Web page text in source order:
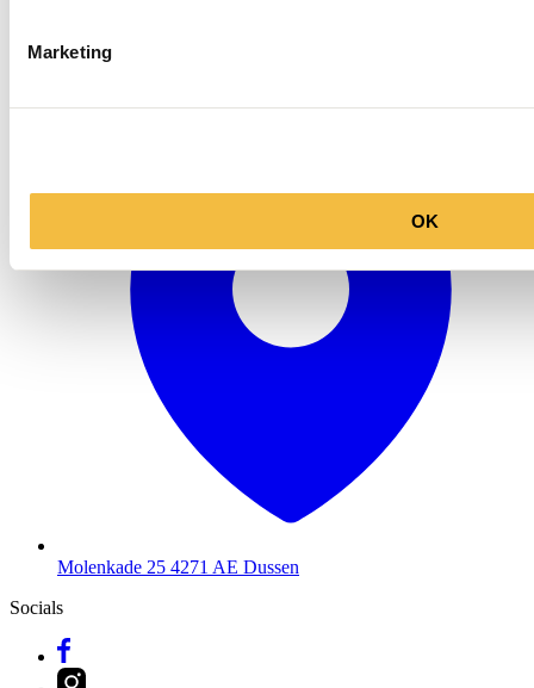
Marketing
OK
Molenkade 25 4271 AE Dussen
Socials